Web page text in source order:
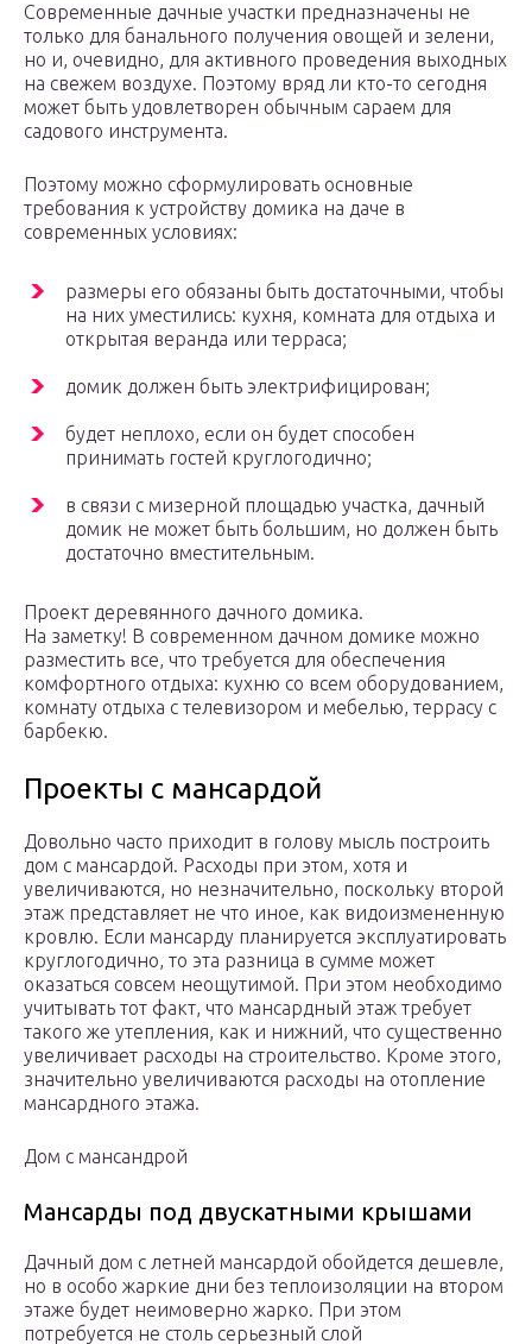
Современные дачные участки предназначены не
только для банального получения овощей и зелени,
но и, очевидно, для активного проведения выходных
на свежем воздухе. Поэтому вряд ли кто-то сегодня
может быть удовлетворен обычным сараем для
садового инструмента.
Поэтому можно сформулировать основные
требования к устройству домика на даче в
современных условиях:
размеры его обязаны быть достаточными, чтобы
на них уместились: кухня, комната для отдыха и
открытая веранда или терраса;
домик должен быть электрифицирован;
будет неплохо, если он будет способен
принимать гостей круглогодично;
в связи с мизерной площадью участка, дачный
домик не может быть большим, но должен быть
достаточно вместительным.
Проект деревянного дачного домика.
На заметку! В современном дачном домике можно
разместить все, что требуется для обеспечения
комфортного отдыха: кухню со всем оборудованием,
комнату отдыха с телевизором и мебелью, террасу с
барбекю.
Проекты с мансардой
Довольно часто приходит в голову мысль построить
дом с мансардой. Расходы при этом, хотя и
увеличиваются, но незначительно, поскольку второй
этаж представляет не что иное, как видоизмененную
кровлю. Если мансарду планируется эксплуатировать
круглогодично, то эта разница в сумме может
оказаться совсем неощутимой. При этом необходимо
учитывать тот факт, что мансардный этаж требует
такого же утепления, как и нижний, что существенно
увеличивает расходы на строительство. Кроме этого,
значительно увеличиваются расходы на отопление
мансардного этажа.
Дом с мансандрой
Мансарды под двускатными крышами
Дачный дом с летней мансардой обойдется дешевле,
но в особо жаркие дни без теплоизоляции на втором
этаже будет неимоверно жарко. При этом
потребуется не столь серьезный слой